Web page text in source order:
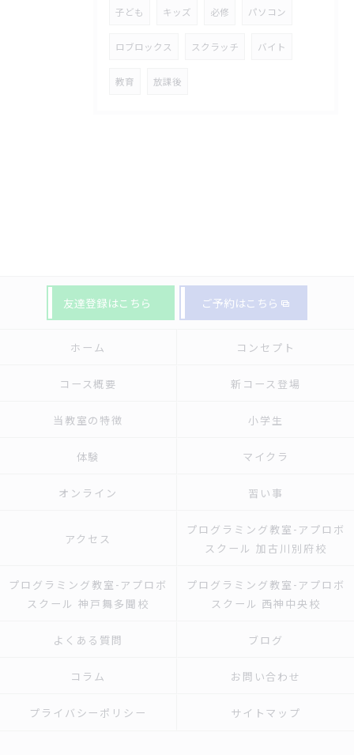
子ども キッズ 必修 パソコン
ロブロックス スクラッチ バイト
教育 放課後
友達登録はこちら ご予約はこちら
ホーム コンセプト
コース概要 新コース登場
当教室の特徴 小学生
体験 マイクラ
オンライン 習い事
アクセス
プログラミング教室-アプロボ
スクール 加古川別府校
プログラミング教室-アプロボ
スクール 神戸舞多聞校
プログラミング教室-アプロボ
スクール 西神中央校
よくある質問 ブログ
コラム お問い合わせ
プライバシーポリシー サイトマップ